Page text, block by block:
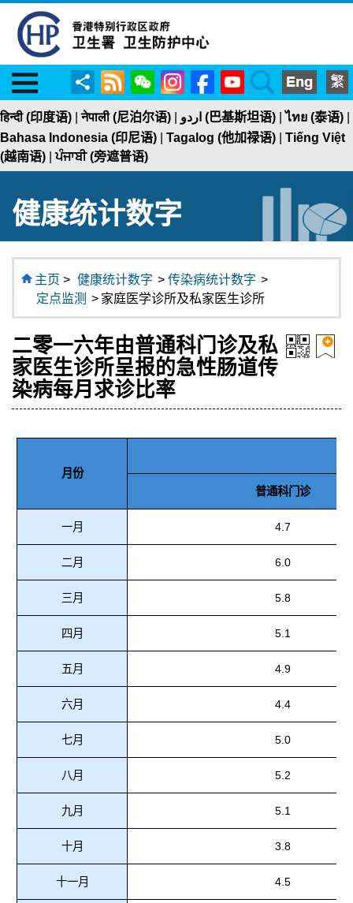
Menu
分
享
RSS WeChatInstagramFacebookYouTubeSearch
हिन्दी (印度语) |नेपाली (尼泊尔语) اردو (巴基斯坦语) |ไทย (泰语)
Bahasa Indonesia (印尼语)
Tagalog (他加禄语)
Tiếng Việt
(越南语) |ਪੰਜਾਬੀ (旁遮普语)
健康统计数字
主页 > 健康统计数字 > 传染病统计数字 >
定点监测 > 家庭医学诊所及私家医生诊所
二零一六年由普通科门诊及私
家医生诊所呈报的急性肠道传
染病每月求诊比率
月份
普通科门诊
一月 4.7
二月 6.0
三月 5.8
四月 5.1
五月 4.9
六月 4.4
七月 5.0
八月 5.2
九月 5.1
十月 3.8
十一月 4.5